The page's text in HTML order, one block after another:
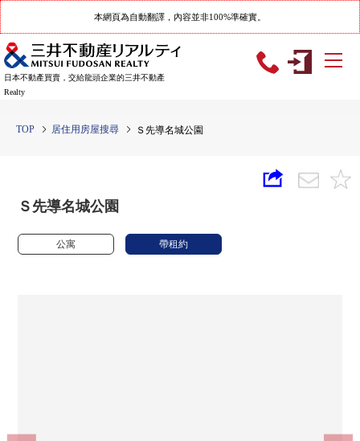
本網頁為自動翻譯，內容並非100%準確實。
日本不動產買賣，交給龍頭企業的三井不動產
Realty
TOP 居住用房屋搜尋 Ｓ先導名城公園
Ｓ先導名城公園
公寓 帶租約